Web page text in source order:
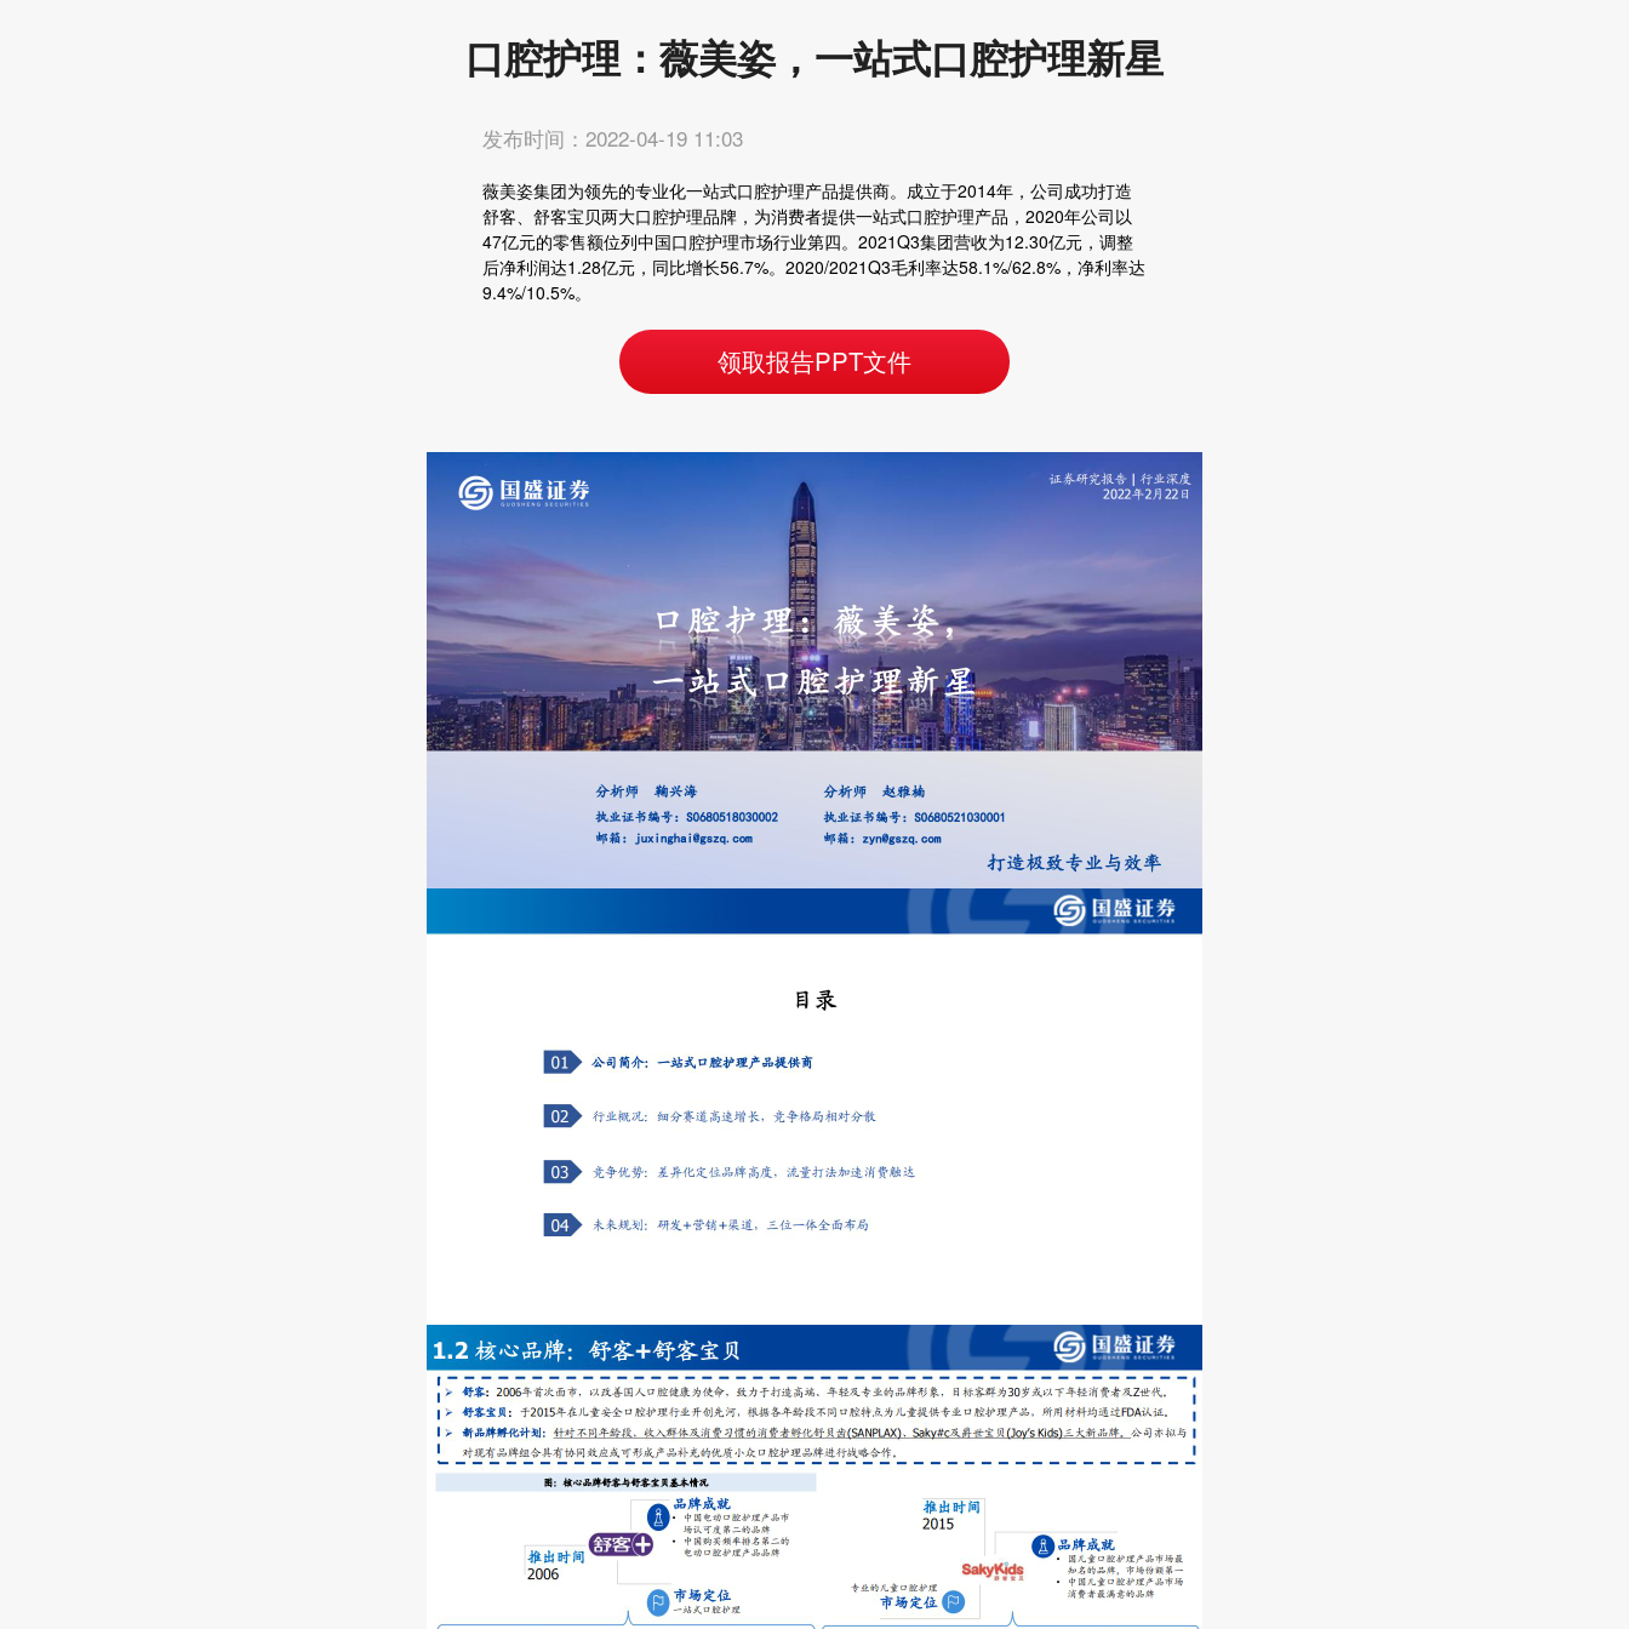
口腔护理：薇美姿，一站式口腔护理新星
发布时间：2022-04-19 11:03
薇美姿集团为领先的专业化一站式口腔护理产品提供商。成立于2014年，公司成功打造
舒客、舒客宝贝两大口腔护理品牌，为消费者提供一站式口腔护理产品，2020年公司以
47亿元的零售额位列中国口腔护理市场行业第四。2021Q3集团营收为12.30亿元，调整
后净利润达1.28亿元，同比增长56.7%。2020/2021Q3毛利率达58.1%/62.8%，净利率达
9.4%/10.5%。
领取报告PPT文件